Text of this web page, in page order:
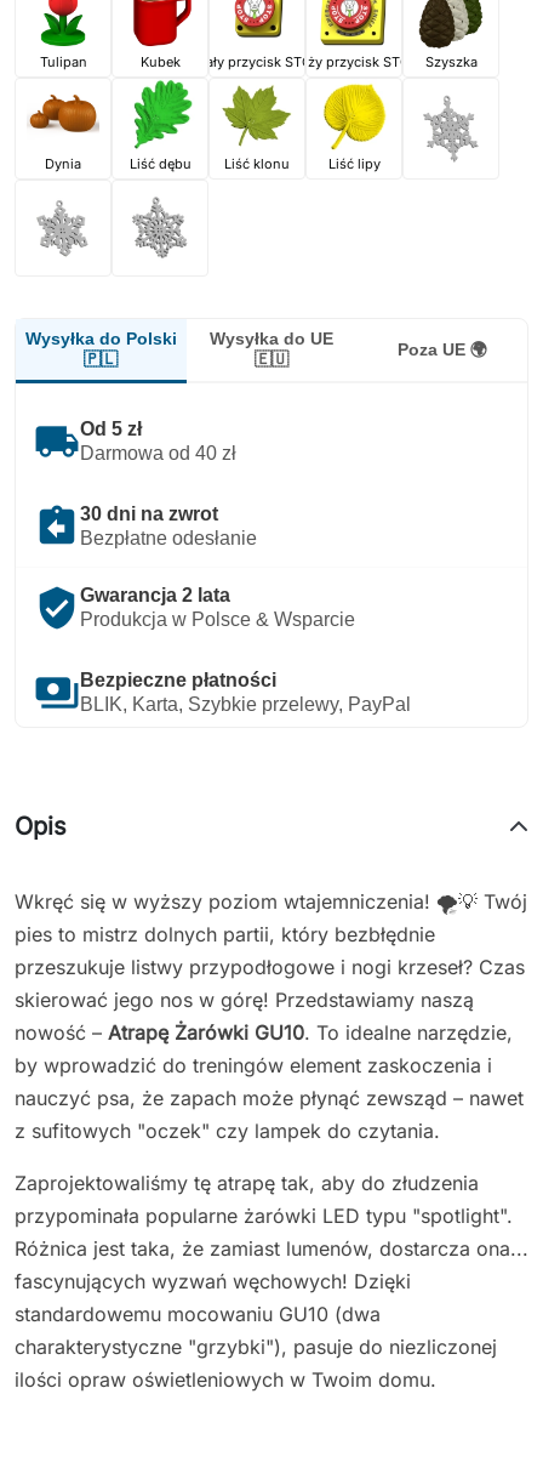
Tulipan Kubek Mały przycisk STOPDuży przycisk STOP Szyszka
Dynia Liść dębu Liść klonu Liść lipy
Wysyłka do Polski
🇵🇱
Wysyłka do UE
🇪🇺
Poza UE 🌍
local_shippingOd 5 zł
Darmowa od 40 zł
assignment_return 30 dni na zwrot
Bezpłatne odesłanie
verified_user Gwarancja 2 lata
Produkcja w Polsce & Wsparcie
payments Bezpieczne płatności
BLIK, Karta, Szybkie przelewy, PayPal
Opis
Wkręć się w wyższy poziom wtajemniczenia! 🌪️💡 Twój
pies to mistrz dolnych partii, który bezbłędnie
przeszukuje listwy przypodłogowe i nogi krzeseł? Czas
skierować jego nos w górę! Przedstawiamy naszą
nowość – Atrapę Żarówki GU10. To idealne narzędzie,
by wprowadzić do treningów element zaskoczenia i
nauczyć psa, że zapach może płynąć zewsząd – nawet
z sufitowych "oczek" czy lampek do czytania.
Zaprojektowaliśmy tę atrapę tak, aby do złudzenia
przypominała popularne żarówki LED typu "spotlight".
Różnica jest taka, że zamiast lumenów, dostarcza ona...
fascynujących wyzwań węchowych! Dzięki
standardowemu mocowaniu GU10 (dwa
charakterystyczne "grzybki"), pasuje do niezliczonej
ilości opraw oświetleniowych w Twoim domu.